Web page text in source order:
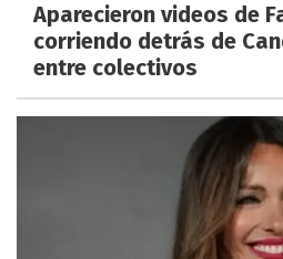
Aparecieron videos de
corriendo detrás de
entre colectivos